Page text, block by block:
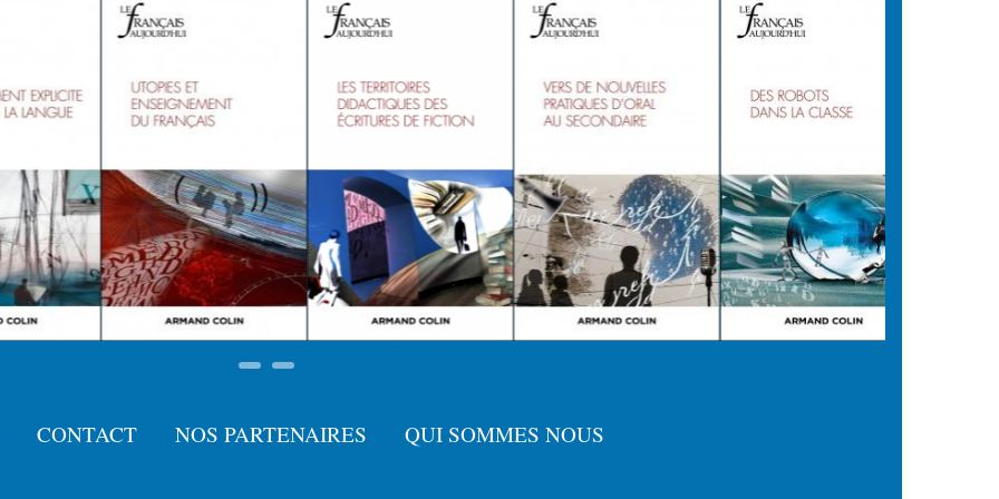
CONTACT NOS PARTENAIRES QUI SOMMES NOUS